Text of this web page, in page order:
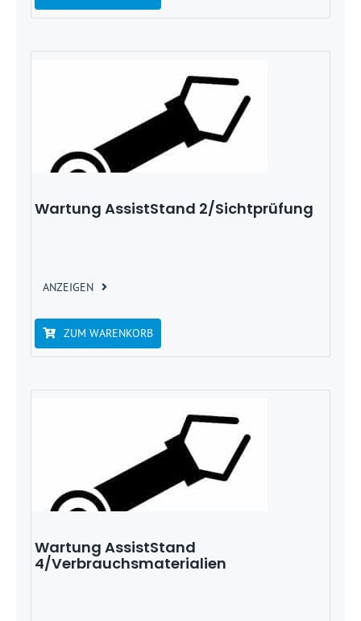
Wartung AssistStand 2/Sichtprüfung
ANZEIGEN
ZUM WARENKORB
Wartung AssistStand
4/Verbrauchsmaterialien